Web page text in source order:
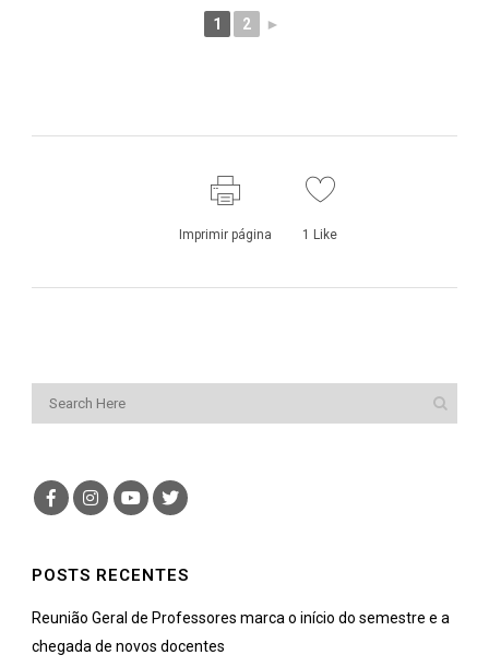
1 2 ►
Imprimir página 1 Like
POSTS RECENTES
Reunião Geral de Professores marca o início do semestre e a
chegada de novos docentes